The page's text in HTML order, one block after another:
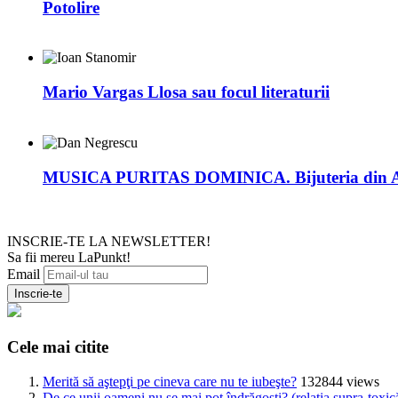
Potolire
Mario Vargas Llosa sau focul literaturii
MUSICA PURITAS DOMINICA. Bijuteria din
INSCRIE-TE LA NEWSLETTER!
Sa fii mereu LaPunkt!
Email
Cele mai citite
Merită să aştepţi pe cineva care nu te iubeşte? 132844 views